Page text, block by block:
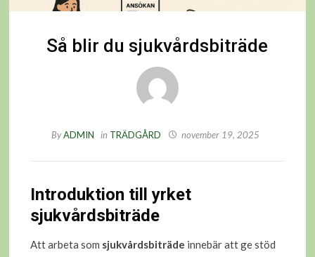
Så blir du sjukvårdsbiträde
ByADMIN in TRÄDGÅRD november 19, 2025
Introduktion till yrket
sjukvårdsbiträde
Att arbeta som sjukvårdsbiträde innebär att ge stöd